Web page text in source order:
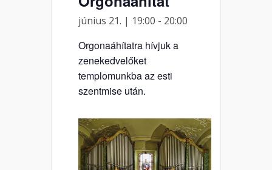
június 21. | 19:00 - 20:00
Orgonaáhítatra hívjuk a
zenekedvelőket
templomunkba az esti
szentmise után.